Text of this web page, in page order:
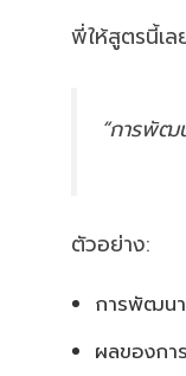
พี่ให้สูตรนี้เ
“การพัฒ
ตัวอย่าง:
การพัฒนา
ผลของกา